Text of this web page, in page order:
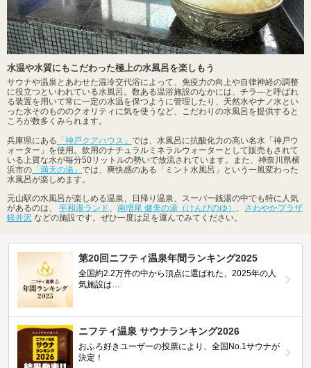
水温や水質にもこだわった極上の水風呂を楽しもう
サウナや温泉とあわせた温冷交代浴によって、免疫力の向上や自律神経の調整
に役立つといわれている水風呂。数ある温浴施設のなかには、チラ―と呼ばれ
る装置を用いて常に一定の水温を保つように管理したり、天然水やナノ水とい
った水そのもののクオリティに気を使うなど、こだわりの水風呂を提供すると
ころが数多くみられます。
兵庫県にある 「神戸クアハウス」 では、水風呂に抗酸化力の高い名水「神戸ウ
ォーター」を使用。飲用のナチュラルミネラルウォーターとして販売もされて
いる上質な水が毎分50リットルの勢いで放流されています。また、神奈川県横
浜市の 「満天の湯」 では、爽快感のある「ミント水風呂」という一風変わった
水風呂が楽しめます。
元山駅の水風呂が楽しめる温泉、日帰り温泉、スーパー銭湯の中でも特に人気
があるのは、 平和湯ランド 南増尾 健美の湯（けんびのゆ）
さわやかプラザ
軽井沢 などの施設です。ぜひ一度は足を運んでみてください。
第20回ニフティ温泉年間ランキング2025
全国約2.2万件の中から頂点に選ばれた、2025年の人
気施設は…
ニフティ温泉 サウナランキング2026
おふろ好きユーザーの投票により、全国No.1サウナが
決定！